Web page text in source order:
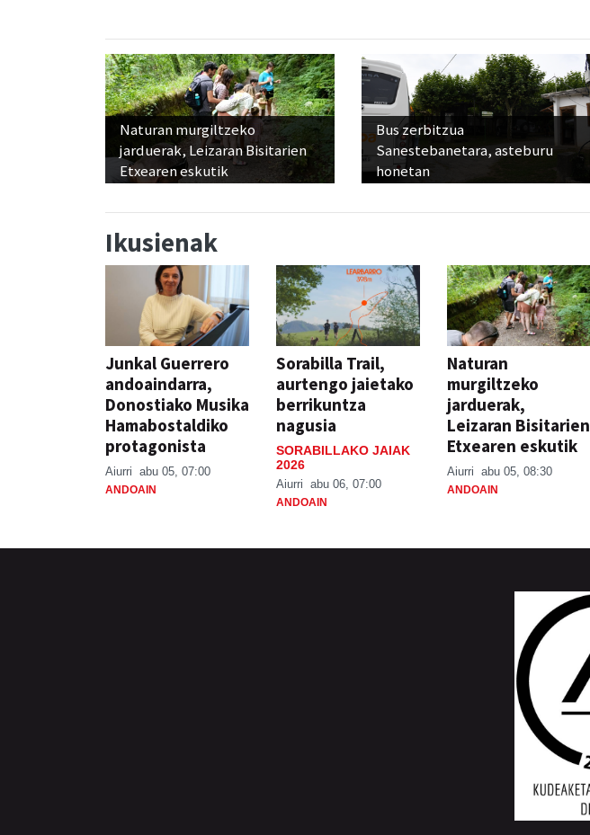
Naturan murgiltzeko
jarduerak, Leizaran Bisitarien
Etxearen eskutik
Bus zerbitzua
Sanestebanetara, asteburu
honetan
Ikusienak
Junkal Guerrero
andoaindarra,
Donostiako Musika
Hamabostaldiko
protagonista
Aiurri abu 05, 07:00
ANDOAIN
Sorabilla Trail,
aurtengo jaietako
berrikuntza
nagusia
SORABILLAKO JAIAK
2026
Aiurri abu 06, 07:00
ANDOAIN
Naturan
murgiltzeko
jarduerak,
Leizaran Bisitarien
Etxearen eskutik
Aiurri abu 05, 08:30
ANDOAIN